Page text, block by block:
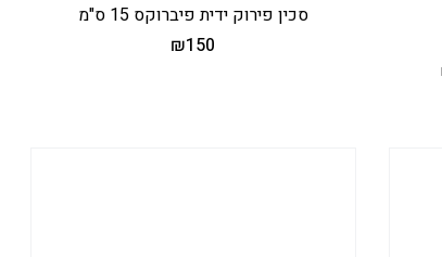
סכין פירוק ידית פיברוקס 15 ס"מ
₪150